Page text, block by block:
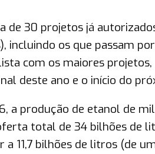
de 30 projetos já
incluindo os que passam
com os maiores
deste ano e o início do
a produção de etanol de
total de 34 bilhões de
11,7 bilhões de litros (de